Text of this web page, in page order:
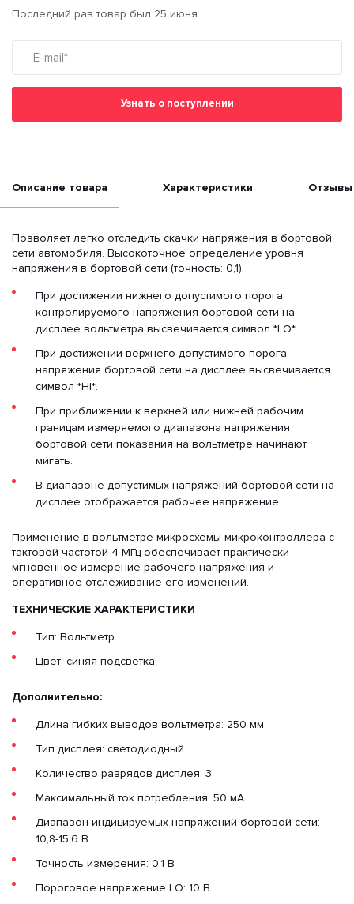
Последний раз товар был 25 июня
Узнать о поступлении
Описание товара Характеристики Отзывы
Позволяет легко отследить скачки напряжения в бортовой
сети автомобиля. Высокоточное определение уровня
напряжения в бортовой сети (точность: 0,1).
При достижении нижнего допустимого порога
контролируемого напряжения бортовой сети на
дисплее вольтметра высвечивается символ *LO*.
При достижении верхнего допустимого порога
напряжения бортовой сети на дисплее высвечивается
символ *HI*.
При приближении к верхней или нижней рабочим
границам измеряемого диапазона напряжения
бортовой сети показания на вольтметре начинают
мигать.
В диапазоне допустимых напряжений бортовой сети на
дисплее отображается рабочее напряжение.
Применение в вольтметре микросхемы микроконтроллера с
тактовой частотой 4 МГц обеспечивает практически
мгновенное измерение рабочего напряжения и
оперативное отслеживание его изменений.
ТЕХНИЧЕСКИЕ ХАРАКТЕРИСТИКИ
Тип: Вольтметр
Цвет: синяя подсветка
Дополнительно:
Длина гибких выводов вольтметра: 250 мм
Тип дисплея: светодиодный
Количество разрядов дисплея: 3
Максимальный ток потребления: 50 мА
Диапазон индицируемых напряжений бортовой сети:
10,8-15,6 В
Точность измерения: 0,1 В
Пороговое напряжение LO: 10 В